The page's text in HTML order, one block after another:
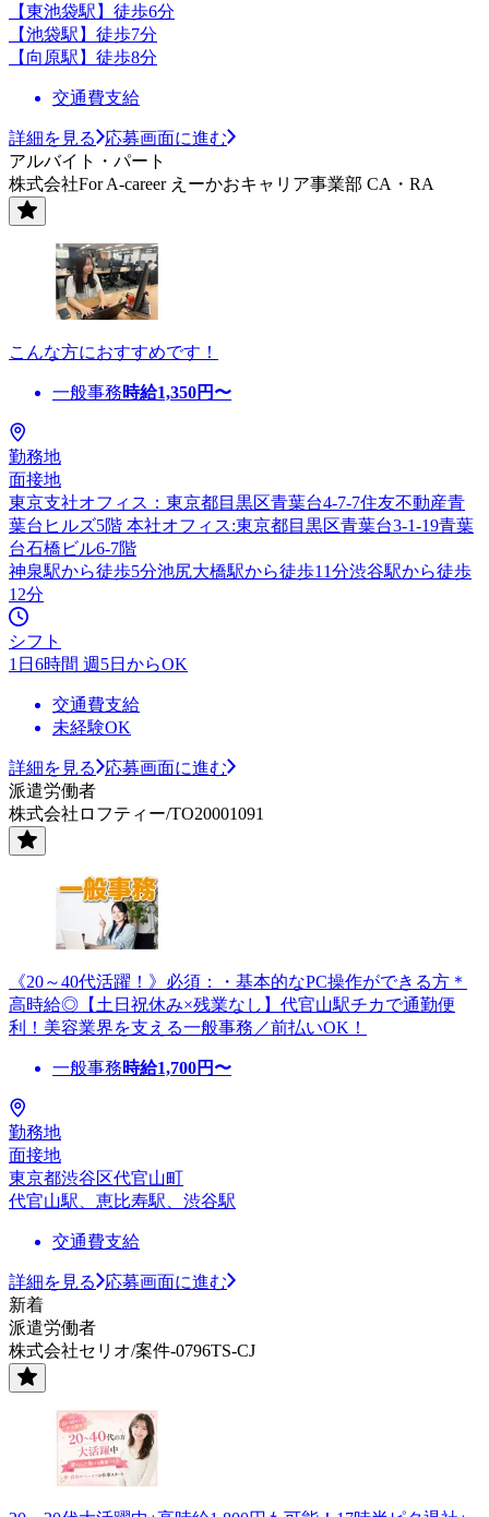
【東池袋駅】徒歩6分
【池袋駅】徒歩7分
【向原駅】徒歩8分
交通費支給
詳細を見る
応募画面に進む
アルバイト・パート
株式会社For A-career えーかおキャリア事業部 CA・RA
こんな方におすすめです！
一般事務時給1,350円〜
勤務地
面接地
東京支社オフィス：東京都目黒区青葉台4-7-7住友不動産青
葉台ヒルズ5階 本社オフィス:東京都目黒区青葉台3-1-19青葉
台石橋ビル6-7階
神泉駅から徒歩5分池尻大橋駅から徒歩11分渋谷駅から徒歩
12分
シフト
1日6時間 週5日からOK
交通費支給
未経験OK
詳細を見る
応募画面に進む
派遣労働者
株式会社ロフティー/TO20001091
《20～40代活躍！》必須：・基本的なPC操作ができる方＊
高時給◎【土日祝休み×残業なし】代官山駅チカで通勤便
利！美容業界を支える一般事務／前払いOK！
一般事務時給1,700円〜
勤務地
面接地
東京都渋谷区代官山町
代官山駅、恵比寿駅、渋谷駅
交通費支給
詳細を見る
応募画面に進む
新着
派遣労働者
株式会社セリオ/案件-0796TS-CJ